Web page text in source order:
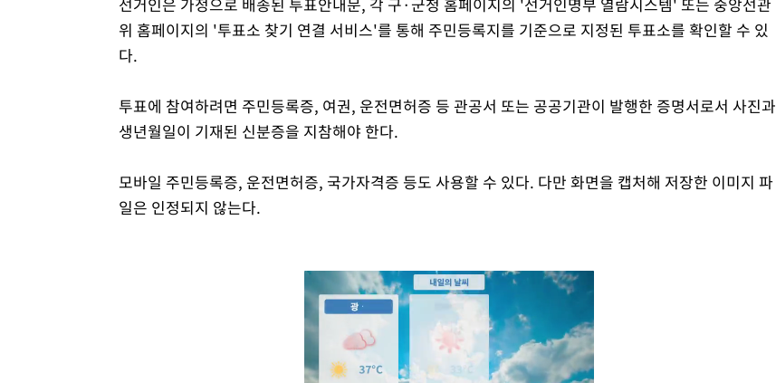
위 홈페이지의 '투표소 찾기 연결 서비스'를 통해 주민등록지를 기준으로 지정된 투표소를 확인할 수 있
다.
투표에 참여하려면 주민등록증, 여권, 운전면허증 등 관공서 또는 공공기관이 발행한 증명서로서 사진과
생년월일이 기재된 신분증을 지참해야 한다.
모바일 주민등록증, 운전면허증, 국가자격증 등도 사용할 수 있다. 다만 화면을 캡처해 저장한 이미지 파
일은 인정되지 않는다.